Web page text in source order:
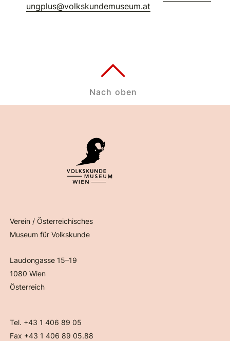
ungplus@volkskundemuseum.at
Verein / Österreichisches
Museum für Volkskunde
Laudongasse 15–19
1080 Wien
Österreich
Tel. +43 1 406 89 05
Fax +43 1 406 89 05.88
Nach oben